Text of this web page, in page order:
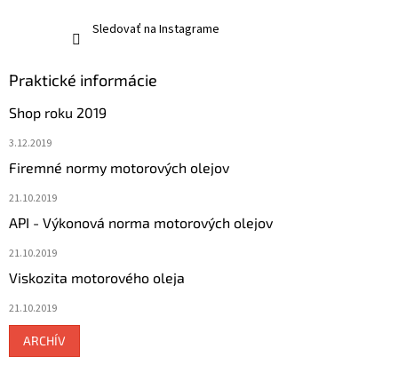
Sledovať na Instagrame
Praktické informácie
Shop roku 2019
3.12.2019
Firemné normy motorových olejov
21.10.2019
API - Výkonová norma motorových olejov
21.10.2019
Viskozita motorového oleja
21.10.2019
ARCHÍV